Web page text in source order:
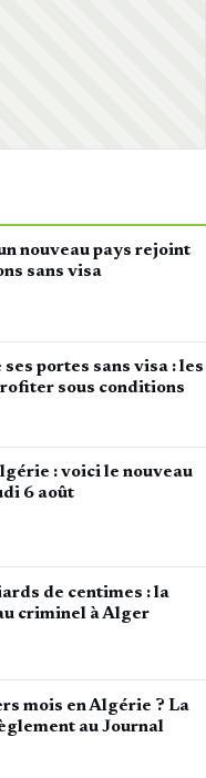
nouveau pays rejoint
sans visa
portes sans visa : les
sous conditions
: voici le nouveau
6 août
de centimes : la
criminel à Alger
mois en Algérie ? La
au Journal